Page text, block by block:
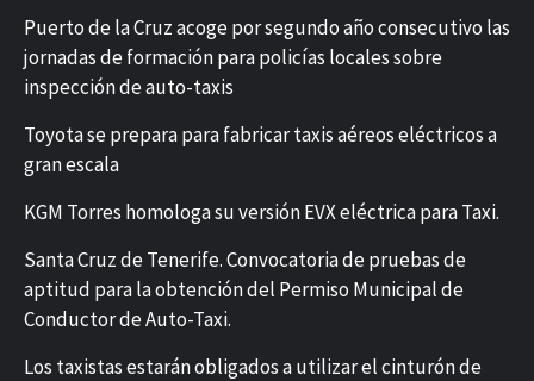
Puerto de la Cruz acoge por segundo año consecutivo las
jornadas de formación para policías locales sobre
inspección de auto-taxis
Toyota se prepara para fabricar taxis aéreos eléctricos a
gran escala
KGM Torres homologa su versión EVX eléctrica para Taxi.
Santa Cruz de Tenerife. Convocatoria de pruebas de
aptitud para la obtención del Permiso Municipal de
Conductor de Auto-Taxi.
Los taxistas estarán obligados a utilizar el cinturón de